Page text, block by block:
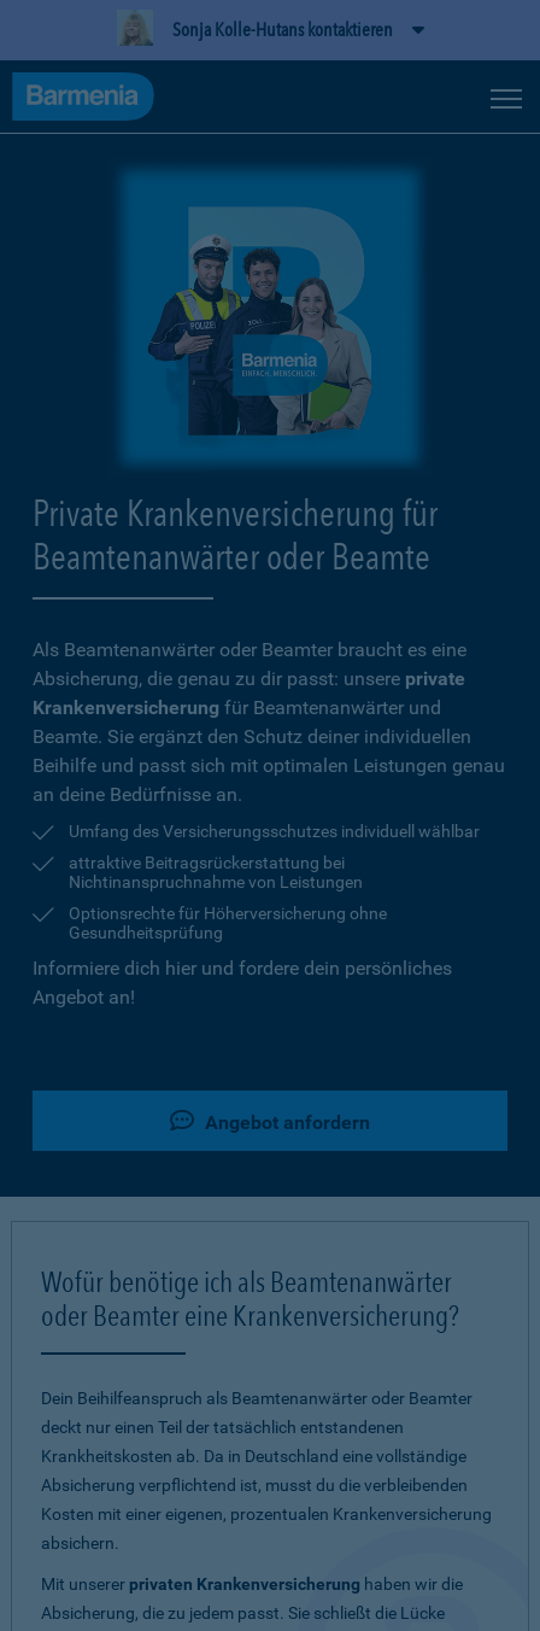
Sonja Kolle-Hutans kontaktieren
Private Krankenversicherung für
Beamtenanwärter oder Beamte
Als Beamtenanwärter oder Beamter braucht es eine
Absicherung, die genau zu dir passt: unsere private
Krankenversicherung für Beamtenanwärter und
Beamte. Sie ergänzt den Schutz deiner individuellen
Beihilfe und passt sich mit optimalen Leistungen genau
an deine Bedürfnisse an.
Umfang des Versicherungsschutzes individuell wählbar
attraktive Beitragsrückerstattung bei
Nichtinanspruchnahme von Leistungen
Optionsrechte für Höherversicherung ohne
Gesundheitsprüfung
Informiere dich hier und fordere dein persönliches
Angebot an!
Angebot anfordern
Wofür benötige ich als Beamtenanwärter
oder Beamter eine Krankenversicherung?
Dein Beihilfeanspruch als Beamtenanwärter oder Beamter
deckt nur einen Teil der tatsächlich entstandenen
Krankheitskosten ab. Da in Deutschland eine vollständige
Absicherung verpflichtend ist, musst du die verbleibenden
Kosten mit einer eigenen, prozentualen Krankenversicherung
absichern.
Mit unserer privaten Krankenversicherung haben wir die
Absicherung, die zu jedem passt. Sie schließt die Lücke